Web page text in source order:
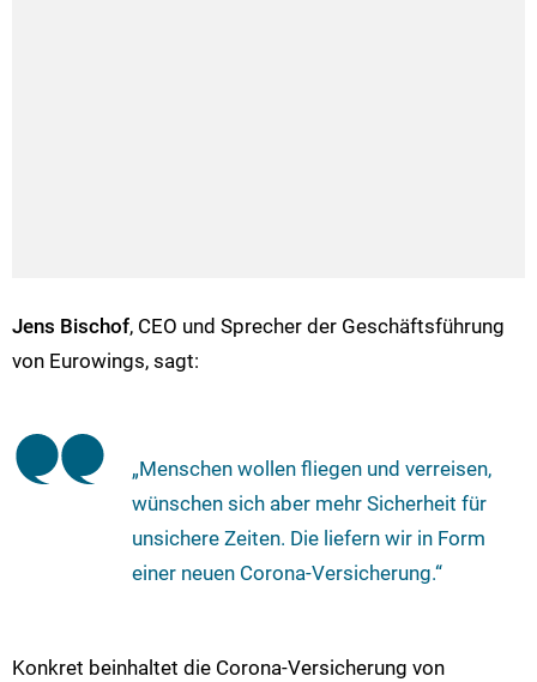
Jens Bischof, CEO und Sprecher der Geschäftsführung
von Eurowings, sagt:
„Menschen wollen fliegen und verreisen,
wünschen sich aber mehr Sicherheit für
unsichere Zeiten. Die liefern wir in Form
einer neuen Corona-Versicherung.“
Konkret beinhaltet die Corona-Versicherung von